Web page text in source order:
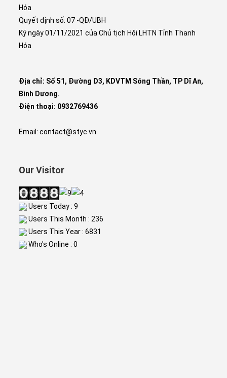
Hóa
Quyết định số: 07 -QĐ/UBH
Ký ngày 01/11/2021 của Chủ tịch Hội LHTN Tỉnh Thanh
Hóa
Địa chỉ: Số 51, Đường D3, KDVTM Sóng Thần, TP Dĩ An,
Bình Dương.
Điện thoại: 0932769436
Email: contact@styc.vn
Our Visitor
Users Today : 9
Users This Month : 236
Users This Year : 6831
Who's Online : 0